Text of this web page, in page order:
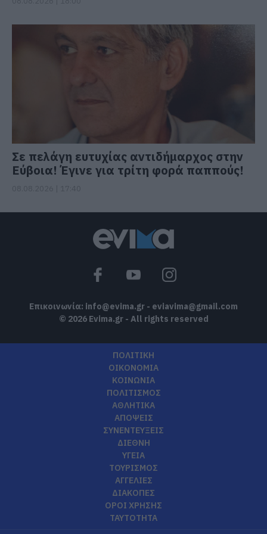
Σε πελάγη ευτυχίας αντιδήμαρχος στην
Εύβοια! Έγινε για τρίτη φορά παππούς!
Επικοινωνία: info@evima.gr - eviavima@gmail.com
© 2026 Evima.gr - All rights reserved
ΠΟΛΙΤΙΚΗ
ΟΙΚΟΝΟΜΙΑ
ΚΟΙΝΩΝΙΑ
ΠΟΛΙΤΙΣΜΟΣ
ΑΘΛΗΤΙΚΑ
ΑΠΟΨΕΙΣ
ΣΥΝΕΝΤΕΥΞΕΙΣ
ΔΙΕΘΝΗ
ΥΓΕΙΑ
ΤΟΥΡΙΣΜΟΣ
ΑΓΓΕΛΙΕΣ
ΔΙΑΚΟΠΕΣ
ΟΡΟΙ ΧΡΗΣΗΣ
ΤΑΥΤΟΤΗΤΑ